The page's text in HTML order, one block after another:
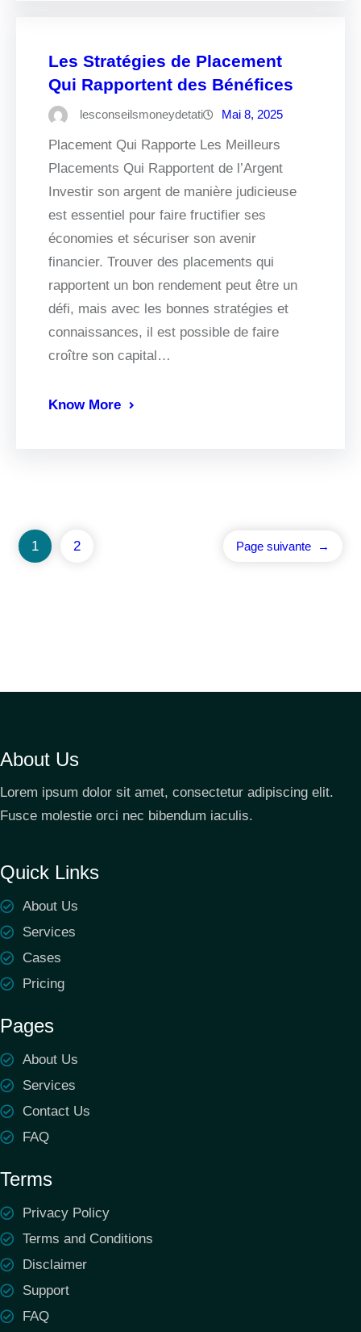
Les Stratégies de Placement
Qui Rapportent des Bénéfices
lesconseilsmoneydetati Mai 8, 2025
Placement Qui Rapporte Les Meilleurs
Placements Qui Rapportent de l’Argent
Investir son argent de manière judicieuse
est essentiel pour faire fructifier ses
économies et sécuriser son avenir
financier. Trouver des placements qui
rapportent un bon rendement peut être un
défi, mais avec les bonnes stratégies et
connaissances, il est possible de faire
croître son capital…
Know More
1 2 Page suivante →
About Us
Lorem ipsum dolor sit amet, consectetur adipiscing elit.
Fusce molestie orci nec bibendum iaculis.
Quick Links
About Us
Services
Cases
Pricing
Pages
About Us
Services
Contact Us
FAQ
Terms
Privacy Policy
Terms and Conditions
Disclaimer
Support
FAQ